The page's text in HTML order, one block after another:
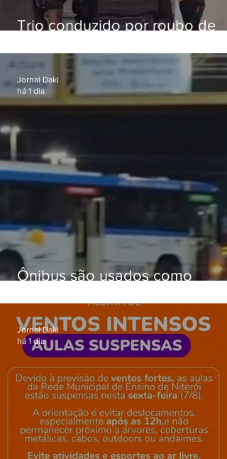
Trio conduzido por roubo de
passagens
Ônibus são usados como
Gardênia Azul
Jornal Daki
há 1 dia
Jornal Daki
há 1 dia